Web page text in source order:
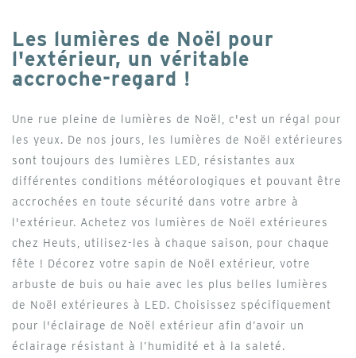
Les lumières de Noël pour
l'extérieur, un véritable
accroche-regard !
Une rue pleine de lumières de Noël, c'est un régal pour
les yeux. De nos jours, les lumières de Noël extérieures
sont toujours des lumières LED, résistantes aux
différentes conditions météorologiques et pouvant être
accrochées en toute sécurité dans votre arbre à
l'extérieur. Achetez vos lumières de Noël extérieures
chez Heuts, utilisez-les à chaque saison, pour chaque
fête ! Décorez votre sapin de Noël extérieur, votre
arbuste de buis ou haie avec les plus belles lumières
de Noël extérieures à LED. Choisissez spécifiquement
pour l'éclairage de Noël extérieur afin d’avoir un
éclairage résistant à l’humidité et à la saleté.